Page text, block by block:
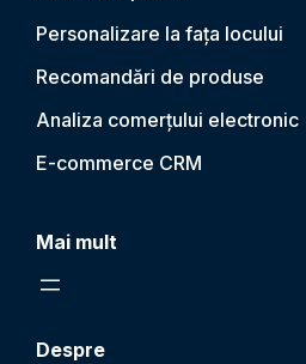
Personalizare la fața locului
Recomandări de produse
Analiza comerțului electronic
E-commerce CRM
Mai mult
Despre